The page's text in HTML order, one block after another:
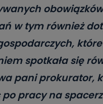
w tym również
które
spotkała się
pani prokurator,
pracy na